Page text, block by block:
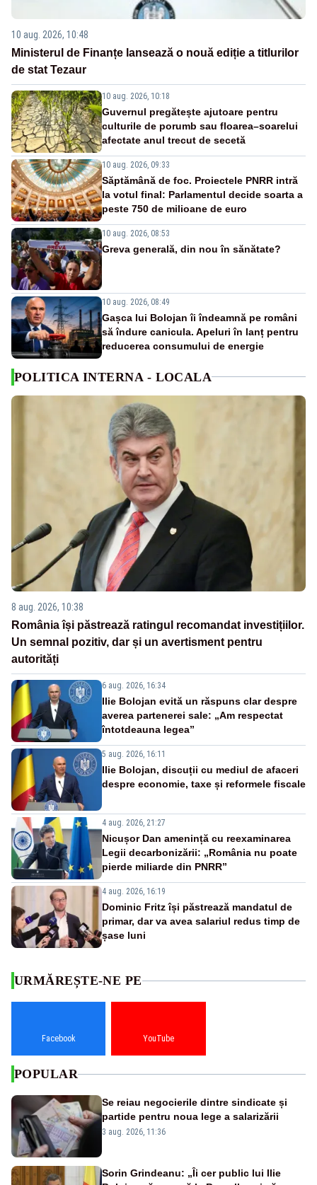
10 aug. 2026, 10:48
Ministerul de Finanțe lansează o nouă ediție a titlurilor
de stat Tezaur
10 aug. 2026, 10:18
Guvernul pregătește ajutoare pentru
culturile de porumb sau floarea–soarelui
afectate anul trecut de secetă
10 aug. 2026, 09:33
Săptămână de foc. Proiectele PNRR intră
la votul final: Parlamentul decide soarta a
peste 750 de milioane de euro
10 aug. 2026, 08:53
Greva generală, din nou în sănătate?
10 aug. 2026, 08:49
Gașca lui Bolojan îi îndeamnă pe români
să îndure canicula. Apeluri în lanț pentru
reducerea consumului de energie
POLITICA INTERNA - LOCALA
8 aug. 2026, 10:38
România își păstrează ratingul recomandat investițiilor.
Un semnal pozitiv, dar și un avertisment pentru
autorități
6 aug. 2026, 16:34
Ilie Bolojan evită un răspuns clar despre
averea partenerei sale: „Am respectat
întotdeauna legea”
5 aug. 2026, 16:11
Ilie Bolojan, discuții cu mediul de afaceri
despre economie, taxe și reformele fiscale
4 aug. 2026, 21:27
Nicușor Dan amenință cu reexaminarea
Legii decarbonizării: „România nu poate
pierde miliarde din PNRR”
4 aug. 2026, 16:19
Dominic Fritz își păstrează mandatul de
primar, dar va avea salariul redus timp de
șase luni
URMĂREȘTE-NE PE
Facebook YouTube
POPULAR
Se reiau negocierile dintre sindicate și
partide pentru noua lege a salarizării
3 aug. 2026, 11:36
Sorin Grindeanu: „Îi cer public lui Ilie